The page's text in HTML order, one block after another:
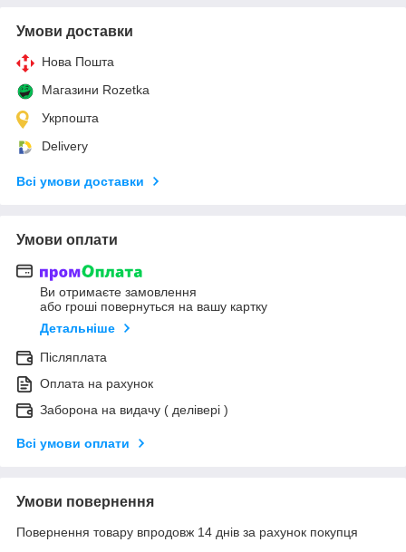
Умови доставки
Нова Пошта
Магазини Rozetka
Укрпошта
Delivery
Всі умови доставки
Умови оплати
Ви отримаєте замовлення
або гроші повернуться на вашу картку
Детальніше
Післяплата
Оплата на рахунок
Заборона на видачу ( делівері )
Всі умови оплати
Умови повернення
Повернення товару впродовж 14 днів за рахунок покупця